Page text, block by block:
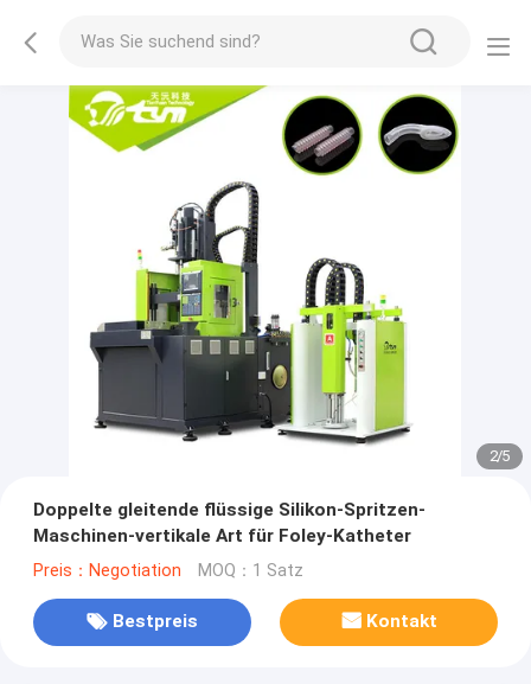
2/5
Doppelte gleitende flüssige Silikon-Spritzen-
Maschinen-vertikale Art für Foley-Katheter
Preis：Negotiation MOQ：1 Satz
Bestpreis Kontakt